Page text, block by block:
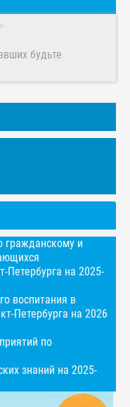
будьте
гражданскому и
Петербурга на 2025-
воспитания в
Петербурга на 2026
по
знаний на 2025-